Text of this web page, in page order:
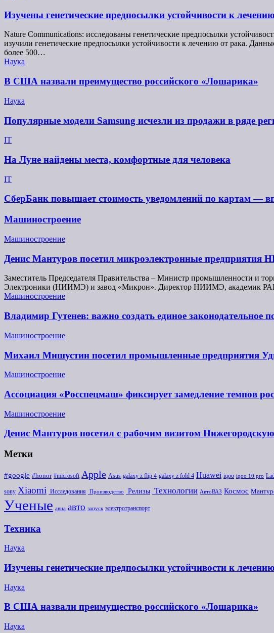
Изучены генетические предпосылки устойчивости к
Nature Communications: исследованы генетические предпосылки
изучили генетические предпосылки устойчивости к лечению от рака.
более 500…
Наука
В США назвали преимущество российского «Лошарика»
Наука
Популярные модели Samsung исчезли из продажи в ряде
IT
На Луне найдены места, комфортные для человека
IT
СберБанк повышает стоимость уведомлений по картам —
Машиностроение
Машиностроение
Денис Мантуров посетил микроэлектронные
Заместитель Председателя Правительства – Министр промышленности и
Электроники (НИИМЭ) и завод «Микрон». Директор НИИМЭ, академик
Машиностроение
Владимир Гутенев: важно создать единое
Машиностроение
Михаил Мишустин посетил промышленные предприятия
Машиностроение
Ассоциация «Росспецмаш» фиксирует замедление темпов
Машиностроение
Денис Мантуров посетил с рабочим визитом
Метки
#google #honor #microsoft Apple Asus galaxy z flip 4 galaxy z fold 4 Huawei iqoo iqoo 10 pro
sony Xiaomi Исследования Производство Релизы Технологии АвтоВАЗ Космос
Ученые авиа авто запуск электротранспорт
Техника
Наука
Изучены генетические предпосылки устойчивости к
Наука
В США назвали преимущество российского «Лошарика»
Наука